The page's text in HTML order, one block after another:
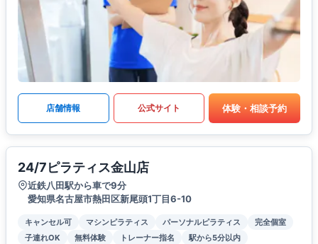
店舗情報 公式サイト 体験・相談予約
24/7ピラティス金山店
近鉄八田駅から車で9分
愛知県名古屋市熱田区新尾頭1丁目6-10
キャンセル可 マシンピラティス パーソナルピラティス
完全個室
子連れOK
無料体験 トレーナー指名 駅から5分以内